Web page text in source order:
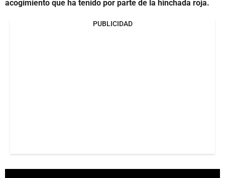
acogimiento que ha tenido por parte de la hinchada roja.
PUBLICIDAD